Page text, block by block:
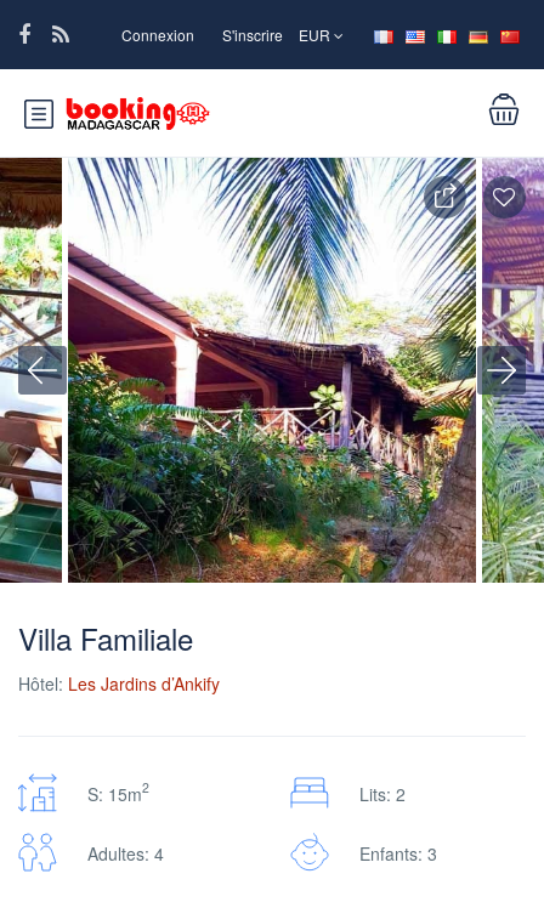
Connexion S'inscrire EUR
Villa Familiale
Hôtel: Les Jardins d’Ankify
S: 15m2 Lits: 2
Adultes: 4 Enfants: 3